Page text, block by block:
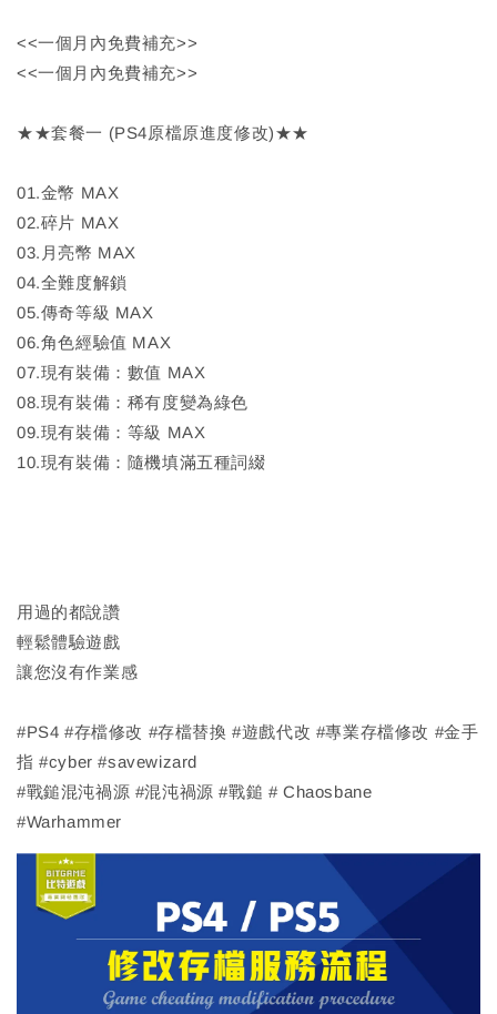
<<一個月內免費補充>>
<<一個月內免費補充>>
★★套餐一 (PS4原檔原進度修改)★★
01.金幣 MAX
02.碎片 MAX
03.月亮幣 MAX
04.全難度解鎖
05.傳奇等級 MAX
06.角色經驗值 MAX
07.現有裝備：數值 MAX
08.現有裝備：稀有度變為綠色
09.現有裝備：等級 MAX
10.現有裝備：隨機填滿五種詞綴
用過的都說讚
輕鬆體驗遊戲
讓您沒有作業感
#PS4 #存檔修改 #存檔替換 #遊戲代改 #專業存檔修改 #金手
指 #cyber #savewizard
#戰鎚混沌禍源 #混沌禍源 #戰鎚 # Chaosbane
#Warhammer